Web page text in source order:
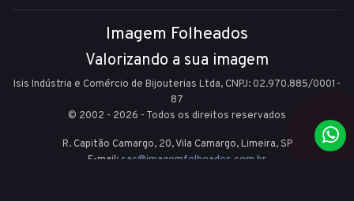
Imagem Folheados
Valorizando a sua imagem
Isis Indústria e Comércio de Bijouterias Ltda, CNPJ: 02.970.885/0001-
87
© 2002 - 2026 - Todos os direitos reservados
R. Capitão Camargo, 20, Vila Camargo,Limeira,SP
E-mail: sac@imagemfolheados.com.br